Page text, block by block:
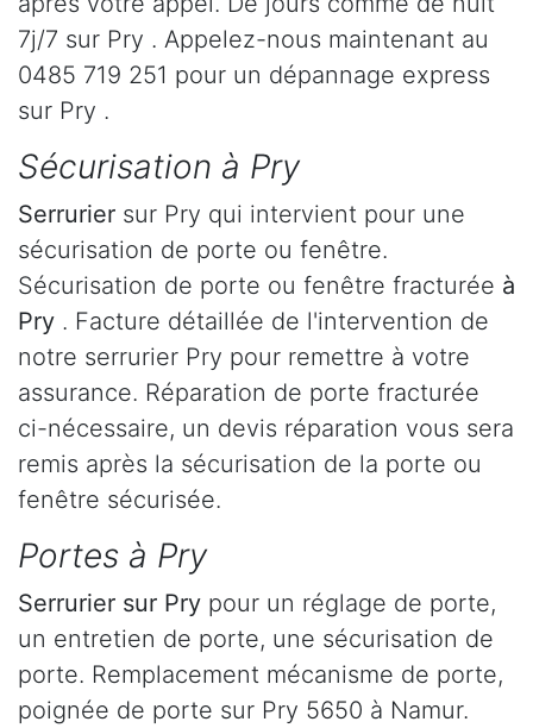
7j/7 sur Pry . Appelez-nous maintenant au
0485 719 251 pour un dépannage express
sur Pry .
Sécurisation à Pry
Serrurier sur Pry qui intervient pour une
sécurisation de porte ou fenêtre.
Sécurisation de porte ou fenêtre fracturée à
Pry . Facture détaillée de l'intervention de
notre serrurier Pry pour remettre à votre
assurance. Réparation de porte fracturée
ci-nécessaire, un devis réparation vous sera
remis après la sécurisation de la porte ou
fenêtre sécurisée.
Portes à Pry
Serrurier sur Pry pour un réglage de porte,
un entretien de porte, une sécurisation de
porte. Remplacement mécanisme de porte,
poignée de porte sur Pry 5650 à Namur.